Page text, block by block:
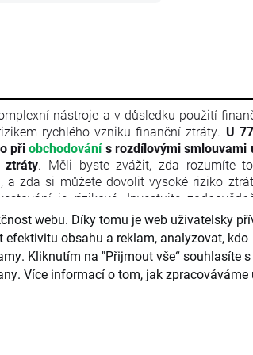
nástroje a v důsledku použití
rychlého vzniku finanční ztráty. U
přiobchodovánís rozdílovými smlouvami
ztráty. Měli byste zvážit, zda rozumíte
a zda si můžete dovolit vysoké riziko
je rizikové. Investujte
komunikací ve smyslu čl. 24 odst. 3
Rady 2014/65/EU ze dne 15. května 2014
se mění směrnice 2002/92/ES a
komunikace není investiční
či navrhující investiční strategii ve smyslu
Rady (EU) č. 596/2014 ze dne 16. dubna
webu. Díky tomu je web uživatelsky
obsahu a reklam, analyzovat, kdo
Kliknutím na "Přijmout vše“ souhlasíte
Více informací o tom, jak zpracováváme